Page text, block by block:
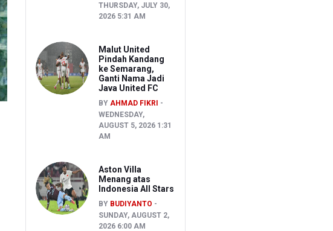
THURSDAY, JULY 30,
2026 5:31 AM
Malut United
Pindah Kandang
ke Semarang,
Ganti Nama Jadi
Java United FC
BY AHMAD FIKRI
WEDNESDAY,
AUGUST 5, 2026 1:31
AM
Aston Villa
Menang atas
Indonesia All Stars
BY BUDIYANTO
SUNDAY, AUGUST 2,
2026 6:00 AM